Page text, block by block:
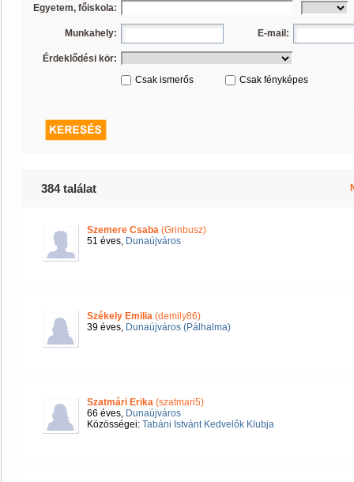
Egyetem, főiskola:
Munkahely: E-mail:
Érdeklődési kör:
Csak ismerős
Csak fényképes
384 találat
Szemere Csaba (Grinbusz)
51 éves, Dunaújváros
Székely Emilia (demily86)
39 éves, Dunaújváros (Pálhalma)
Szatmári Erika (szatmari5)
66 éves, Dunaújváros
Közösségei: Tabáni Istvánt Kedvelők Klubja